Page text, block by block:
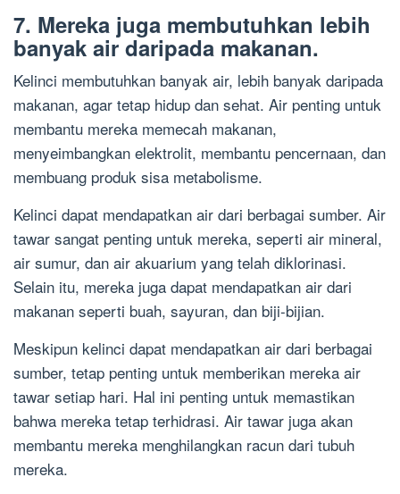
7. Mereka juga membutuhkan lebih
banyak air daripada makanan.
Kelinci membutuhkan banyak air, lebih banyak daripada
makanan, agar tetap hidup dan sehat. Air penting untuk
membantu mereka memecah makanan,
menyeimbangkan elektrolit, membantu pencernaan, dan
membuang produk sisa metabolisme.
Kelinci dapat mendapatkan air dari berbagai sumber. Air
tawar sangat penting untuk mereka, seperti air mineral,
air sumur, dan air akuarium yang telah diklorinasi.
Selain itu, mereka juga dapat mendapatkan air dari
makanan seperti buah, sayuran, dan biji-bijian.
Meskipun kelinci dapat mendapatkan air dari berbagai
sumber, tetap penting untuk memberikan mereka air
tawar setiap hari. Hal ini penting untuk memastikan
bahwa mereka tetap terhidrasi. Air tawar juga akan
membantu mereka menghilangkan racun dari tubuh
mereka.